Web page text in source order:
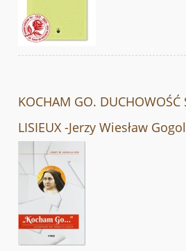
KOCHAM GO. DUCHOWOŚĆ
LISIEUX -Jerzy Wiesław